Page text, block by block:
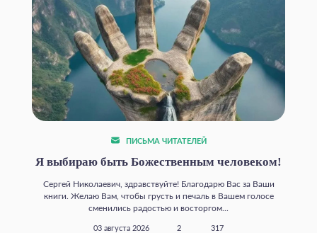
ПИСЬМА ЧИТАТЕЛЕЙ
Я выбираю быть Божественным человеком!
Сергей Николаевич, здравствуйте! Благодарю Вас за Ваши
книги. Желаю Вам, чтобы грусть и печаль в Вашем голосе
сменились радостью и восторгом...
03 августа 2026 2 317